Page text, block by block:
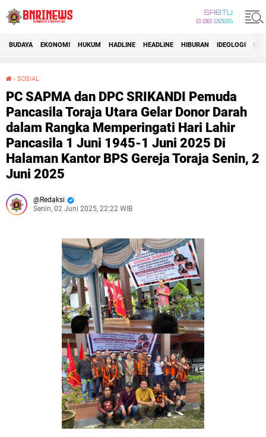
SABTU
8 08 2026
BUDAYA EKONOMI HUKUM HADLINE HEADLINE HIBURAN IDEOLOGI
› SOSIAL
PC SAPMA dan DPC SRIKANDI Pemuda
Pancasila Toraja Utara Gelar Donor Darah
dalam Rangka Memperingati Hari Lahir
Pancasila 1 Juni 1945-1 Juni 2025 Di
Halaman Kantor BPS Gereja Toraja Senin, 2
Juni 2025
Redaksi
Senin, 02 Juni 2025, 22:22 WIB